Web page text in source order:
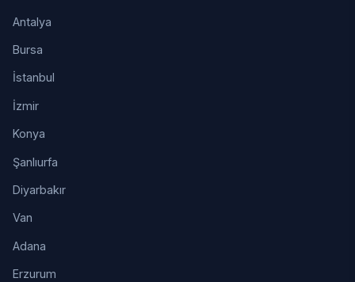
Antalya
Bursa
İstanbul
İzmir
Konya
Şanlıurfa
Diyarbakır
Van
Adana
Erzurum